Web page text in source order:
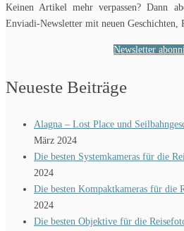
Keinen Artikel mehr verpassen? Dann
Enviadi-Newsletter mit neuen Geschichten,
Newsletter
Neueste Beiträge
Alagna – Lost Place und
März 2024
Die besten Systemkameras für die
2024
Die besten Kompaktkameras für die
2024
Die besten Objektive für die